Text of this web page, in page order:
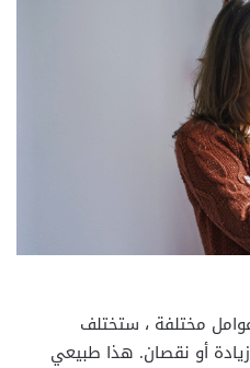
مختلفة ، ستختلف
أو نقصان. هذا طبيعي